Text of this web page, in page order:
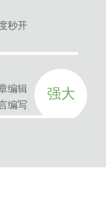
秒开
强大
编辑
编写